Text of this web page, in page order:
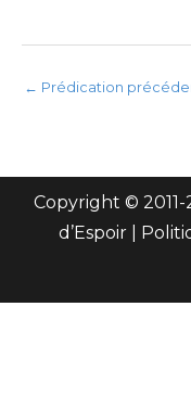
← Prédication
Copyright © 2011-
d’Espoir |